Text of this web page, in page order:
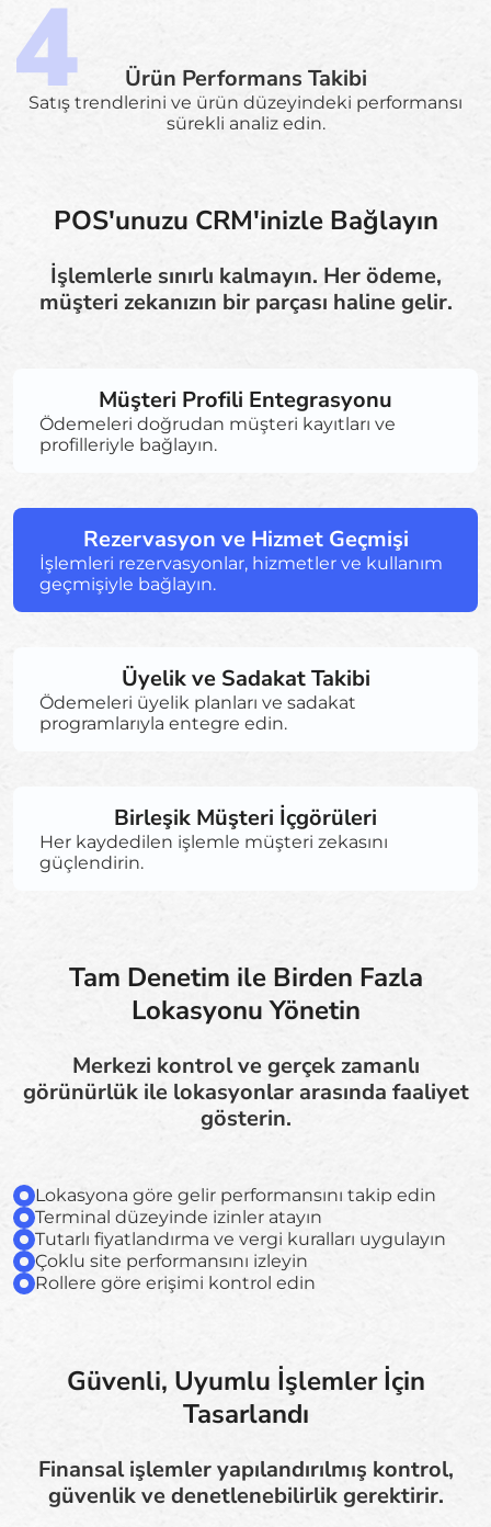
Ürün Performans Takibi
Satış trendlerini ve ürün düzeyindeki performansı
sürekli analiz edin.
POS'unuzu CRM'inizle Bağlayın
İşlemlerle sınırlı kalmayın. Her ödeme,
müşteri zekanızın bir parçası haline gelir.
Müşteri Profili Entegrasyonu
Ödemeleri doğrudan müşteri kayıtları ve
profilleriyle bağlayın.
Rezervasyon ve Hizmet Geçmişi
İşlemleri rezervasyonlar, hizmetler ve kullanım
geçmişiyle bağlayın.
Üyelik ve Sadakat Takibi
Ödemeleri üyelik planları ve sadakat
programlarıyla entegre edin.
Birleşik Müşteri İçgörüleri
Her kaydedilen işlemle müşteri zekasını
güçlendirin.
Tam Denetim ile Birden Fazla
Lokasyonu Yönetin
Merkezi kontrol ve gerçek zamanlı
görünürlük ile lokasyonlar arasında faaliyet
gösterin.
Lokasyona göre gelir performansını takip edin
Terminal düzeyinde izinler atayın
Tutarlı fiyatlandırma ve vergi kuralları uygulayın
Çoklu site performansını izleyin
Rollere göre erişimi kontrol edin
Güvenli, Uyumlu İşlemler İçin
Tasarlandı
Finansal işlemler yapılandırılmış kontrol,
güvenlik ve denetlenebilirlik gerektirir.